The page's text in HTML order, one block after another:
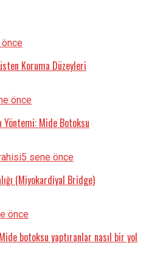
Koruma Düzeyleri
önce
Yöntemi: Mide Botoksu
5 sene önce
(Miyokardiyal Bridge)
önce
botoksu yaptıranlar nasıl bir yol